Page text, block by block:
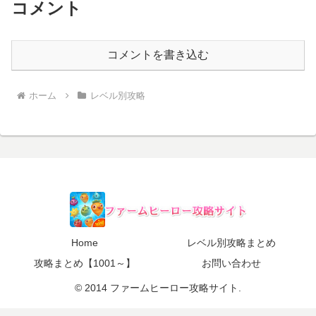
コメント
コメントを書き込む
ホーム レベル別攻略
Home
レベル別攻略まとめ
攻略まとめ【1001～】
お問い合わせ
© 2014 ファームヒーロー攻略サイト.